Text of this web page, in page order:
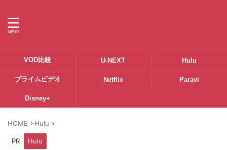
VOD比較 U-NEXT Hulu
プライムビデオ Netflix Paravi
Disney+
HOME >Hulu >
PR Hulu